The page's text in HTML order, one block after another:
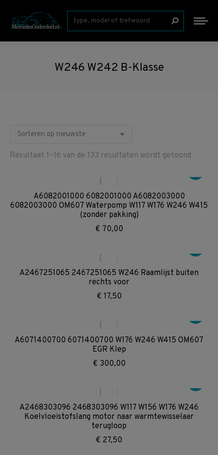
Zoeken:
W246 W242 B-Klasse
Resultaat 1–16 van de 133 resultaten wordt getoond
A6082001000 6082001000 A6082003000
6082003000 OM607 Waterpomp W117 W176 W246 W415
(zonder pakking)
€ 70,00
A2467251065 2467251065 W246 Raamlijst buiten
rechts voor
€ 17,50
A6071400700 6071400700 W176 W246 W415 OM607
EGR Klep
€ 300,00
A2468303096 2468303096 W117 W156 W176 W246
Koelvloeistofslang motor naar warmtewisselaar
terugloop
€ 27,50